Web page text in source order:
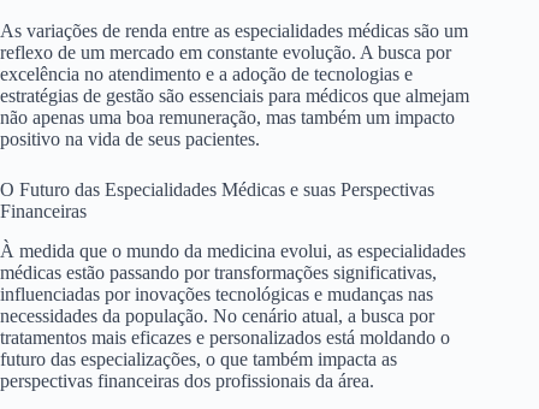
As variações de renda entre as especialidades médicas são um
reflexo de um mercado em constante evolução. A busca por
excelência no atendimento e a adoção de tecnologias e
estratégias de gestão são essenciais para médicos que almejam
não apenas uma boa remuneração, mas também um impacto
positivo na vida de seus pacientes.
O Futuro das Especialidades Médicas e suas Perspectivas
Financeiras
À medida que o mundo da medicina evolui, as especialidades
médicas estão passando por transformações significativas,
influenciadas por inovações tecnológicas e mudanças nas
necessidades da população. No cenário atual, a busca por
tratamentos mais eficazes e personalizados está moldando o
futuro das especializações, o que também impacta as
perspectivas financeiras dos profissionais da área.